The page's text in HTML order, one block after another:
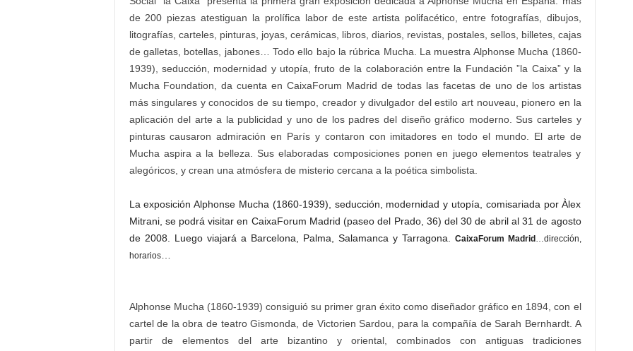
de 200 piezas atestiguan la prolífica labor de este artista polifacético, entre fotografías, dibujos,
litografías, carteles, pinturas, joyas, cerámicas, libros, diarios, revistas, postales, sellos, billetes, cajas
de galletas, botellas, jabones… Todo ello bajo la rúbrica Mucha. La muestra Alphonse Mucha (1860-
1939), seducción, modernidad y utopía, fruto de la colaboración entre la Fundación ”la Caixa” y la
Mucha Foundation, da cuenta en CaixaForum Madrid de todas las facetas de uno de los artistas
más singulares y conocidos de su tiempo, creador y divulgador del estilo art nouveau, pionero en la
aplicación del arte a la publicidad y uno de los padres del diseño gráfico moderno. Sus carteles y
pinturas causaron admiración en París y contaron con imitadores en todo el mundo. El arte de
Mucha aspira a la belleza. Sus elaboradas composiciones ponen en juego elementos teatrales y
alegóricos, y crean una atmósfera de misterio cercana a la poética simbolista.
La exposición Alphonse Mucha (1860-1939), seducción, modernidad y utopía, comisariada por Àlex
Mitrani, se podrá visitar en CaixaForum Madrid (paseo del Prado, 36) del 30 de abril al 31 de agosto
de 2008. Luego viajará a Barcelona, Palma, Salamanca y Tarragona.
CaixaForum Madrid …dirección,
horarios…
Alphonse Mucha (1860-1939) consiguió su primer gran éxito como diseñador gráfico en 1894, con el
cartel de la obra de teatro Gismonda, de Victorien Sardou, para la compañía de Sarah Bernhardt. A
partir de elementos del arte bizantino y oriental, combinados con antiguas tradiciones